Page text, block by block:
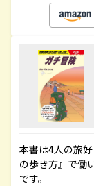
本書は4人の旅
の歩き方』で働
です。